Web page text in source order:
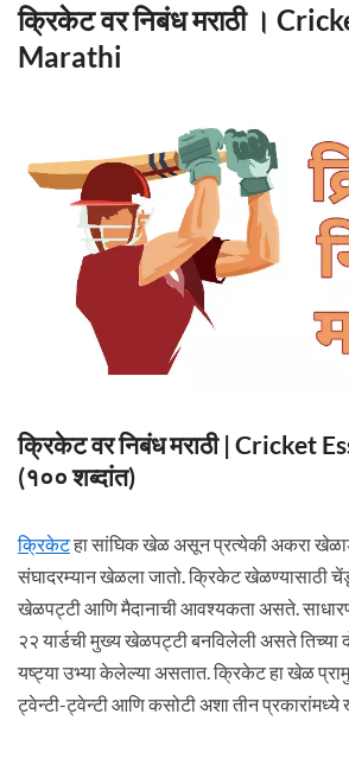
क्रिकेट वर निबंध मराठी ।
Marathi
क्रिकेट वर निबंध मराठी | Cricket
(१०० शब्दांत)
क्रिकेटहा सांघिक खेळ असून प्रत्येकी अकरा
संघादरम्यान खेळला जातो. क्रिकेट खेळण्यासाठी
खेळपट्टी आणि मैदानाची आवश्यकता असते.
२२ यार्डची मुख्य खेळपट्टी बनविलेली असते तिच्या
यष्ट्या उभ्या केलेल्या असतात. क्रिकेट हा खेळ
ट्वेन्टी-ट्वेन्टी आणि कसोटी अशा तीन प्रकारांमध्ये